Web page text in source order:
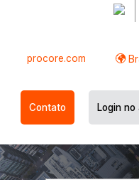
procore.com
Contato Login